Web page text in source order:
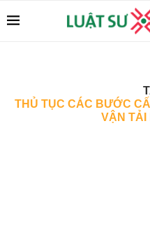
THỦ TỤC CÁC BƯỚC
VẬN TẢI